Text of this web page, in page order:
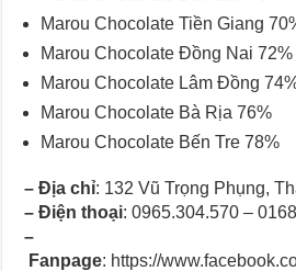
Marou Chocolate Tiền Giang
Marou Chocolate Đồng Nai 72%
Marou Chocolate Lâm Đồng
Marou Chocolate Bà Rịa 76%
Marou Chocolate Bến Tre 78%
–Địa chỉ: 132 Vũ Trọng Phụng,
–Điện thoại: 0965.304.570 –
–
Fanpage: https://